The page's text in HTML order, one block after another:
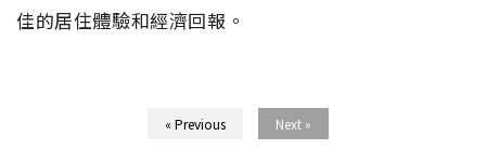
佳的居住體驗和經濟回報。
« Previous Next »